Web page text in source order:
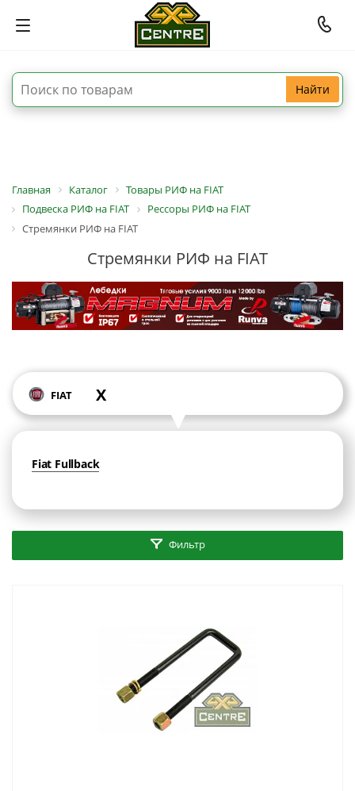
Найти
Главная Каталог
Товары РИФ на FIAT
Подвеска РИФ на FIAT
Рессоры РИФ на FIAT
Стремянки РИФ на FIAT
Стремянки РИФ на FIAT
FIAT X
Fiat Fullback
Фильтр